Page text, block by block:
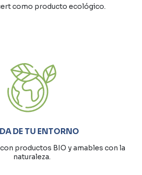
como producto ecológico.
DE TU ENTORNO
productos BIO y amables con la
naturaleza.